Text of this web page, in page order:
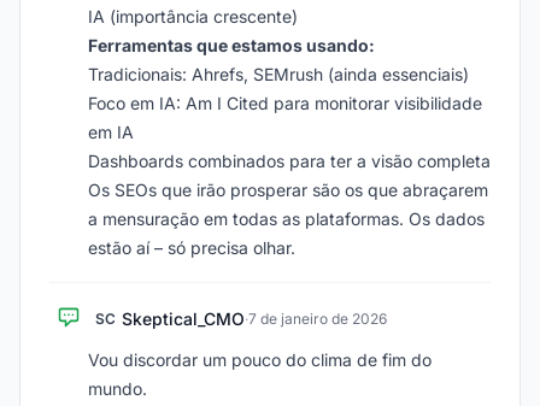
IA (importância crescente)
Ferramentas que estamos usando:
Tradicionais: Ahrefs, SEMrush (ainda essenciais)
Foco em IA: Am I Cited para monitorar visibilidade
em IA
Dashboards combinados para ter a visão completa
Os SEOs que irão prosperar são os que abraçarem
a mensuração em todas as plataformas. Os dados
estão aí – só precisa olhar.
SC Skeptical_CMO·7 de janeiro de 2026
Vou discordar um pouco do clima de fim do
mundo.